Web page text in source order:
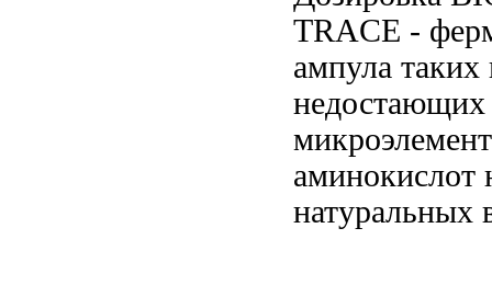
TRACE -
ампула
недостающих
аминокислот
натуральных